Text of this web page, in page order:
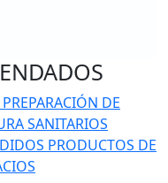
PREPARACIÓN DE
SANITARIOS
PRODUCTOS DE